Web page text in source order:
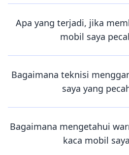
Apa yang terjadi, jika
mobil saya
Bagaimana teknisi
saya yang
Bagaimana mengetahui
kaca mobil